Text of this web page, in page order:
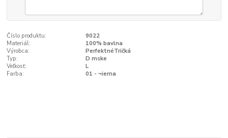
Číslo produktu:
9022
Materiál:
100% bavlna
Výrobca:
PerfektnéTričká
Typ:
D mske
Veľkosť:
L
Farba:
01 - ¬ierna